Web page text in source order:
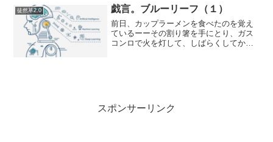
入する際などに使うとよい。ワークデザ
イン法の歴史的な意義(19...
徒然草2.0 戯言。ブルーリーフ（１）
前日、カップラーメンを食べたのを覚え
ているーーその割り箸を手にとり、ガス
コンロで火を灯して、しばらくしてから
スポンサーリンク